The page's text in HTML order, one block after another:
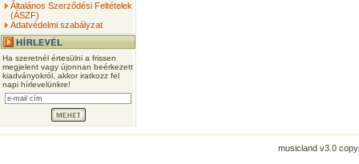
Általános Szerződési Feltételek
(ÁSZF)
Adatvédelmi szabályzat
Ha szeretnél értesülni a frissen
megjelent vagy újonnan beérkezett
kiadványokról, akkor iratkozz fel
napi hírlevelünkre!
musicland v3.0